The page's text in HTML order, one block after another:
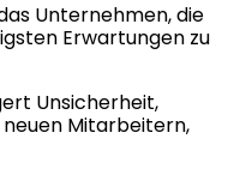
Unternehmen, die
Erwartungen zu
Unsicherheit,
Mitarbeitern,